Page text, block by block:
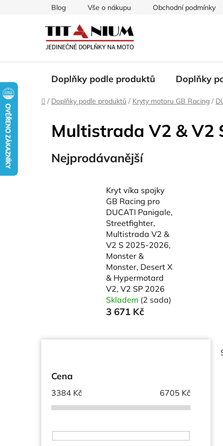
Blog Vše o nákupu Obchodní podmínky
Doplňky podle produktů Doplňky
Domů
/ Doplňky podle produktů / Kryty motoru GB Racing /
Multistrada V2 & V2
Nejprodávanější
Kryt víka spojky
GB Racing pro
DUCATI Panigale,
Streetfighter,
Multistrada V2 &
V2 S 2025-2026,
Monster &
Monster, Desert X
& Hypermotard
V2, V2 SP 2026
Skladem (2 sada)
3 671 Kč
Cena
3384 Kč 6705 Kč